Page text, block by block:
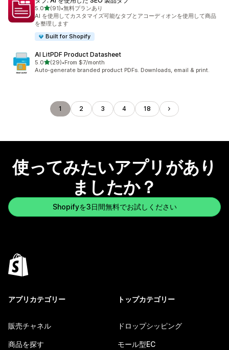
5.05つ星中
(91)
合計レビュー数：91件
•無料プランあり
AI を使用してカスタマイズ可能なタブとアコーディオンを使用して商品
を整理します
Built for Shopify
AI LitPDF Product Datasheet
5.05つ星中
(29)
合計レビュー数：29件
•From $7/month
Auto-generate branded product PDFs. Downloads, email & print.
1 2 3 4 18
使ってみたいアプリがあり
ましたか？
Shopifyを3日間無料でお試しください
アプリカテゴリー
販売チャネル
商品を探す
トップカテゴリー
ドロップシッピング
モール型EC